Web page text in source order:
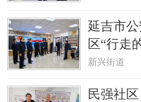
延吉市
区“行走
层治理
新兴街道
民强社